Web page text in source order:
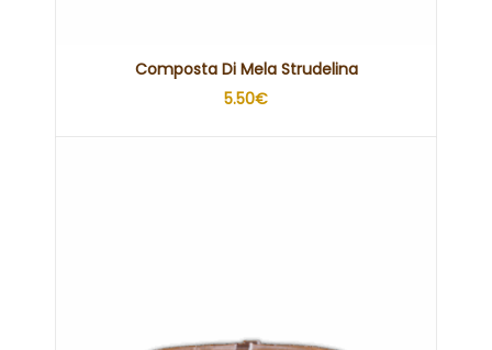
Composta Di Mela Strudelina
5.50€